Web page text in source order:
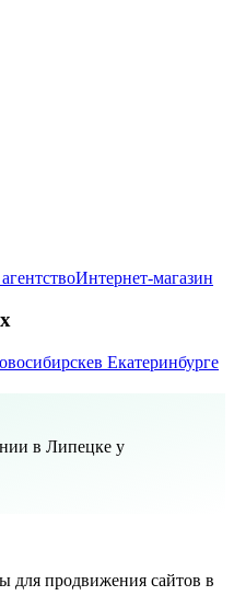
Интернет-магазин
в Екатеринбурге
в Липецке у
для продвижения сайтов в